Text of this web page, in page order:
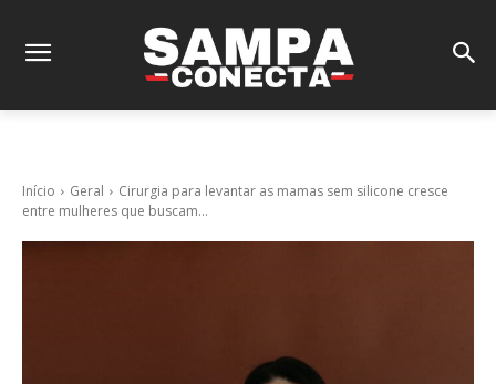
Início Geral
Cirurgia para levantar as mamas sem silicone cresce
entre mulheres que buscam...